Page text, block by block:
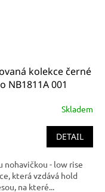
kolekce černé
NB1811A 001
Skladem
DETAIL
nohavičkou - low rise
která vzdává hold
na které...